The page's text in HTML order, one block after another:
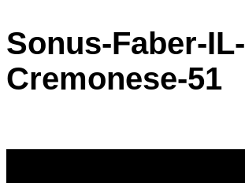
Sonus-Faber-IL-
Cremonese-51